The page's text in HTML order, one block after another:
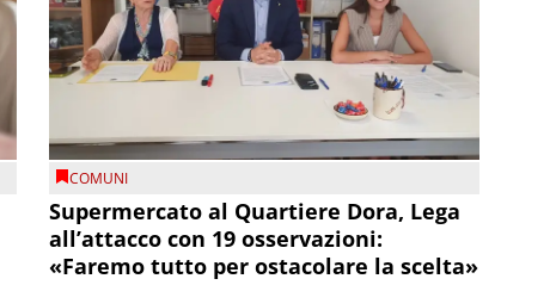
COMUNI
Supermercato al Quartiere Dora, Lega
all’attacco con 19 osservazioni:
«Faremo tutto per ostacolare la scelta»